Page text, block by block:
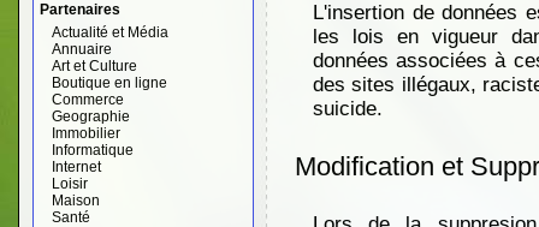
Partenaires
Actualité et Média
Annuaire
Art et Culture
Boutique en ligne
Commerce
Geographie
Immobilier
Informatique
Internet
Loisir
Maison
Santé
L'insertion de données
les lois en vigueur
données associées à
des sites illégaux,
suicide.
Modification et